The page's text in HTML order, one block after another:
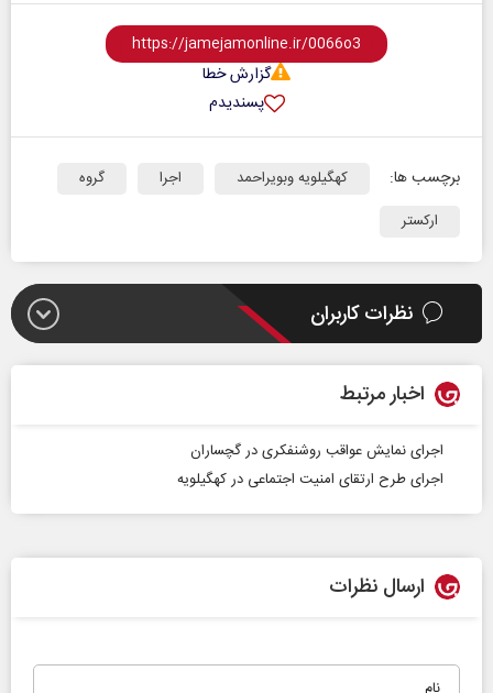
گزارش خطا
پسندیدم
برچسب ها: کهگیلویه وبویراحمد اجرا
گروه
ارکستر
نظرات کاربران
اخبار مرتبط
اجرای نمایش عواقب روشنفکری در گچساران
اجرای طرح ارتقای امنیت اجتماعی در کهگیلویه
ارسال نظرات